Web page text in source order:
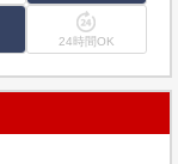
24時間OK